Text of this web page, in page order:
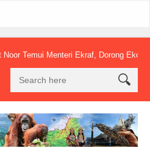
Menteri Ekraf, Dorong Ekonomi